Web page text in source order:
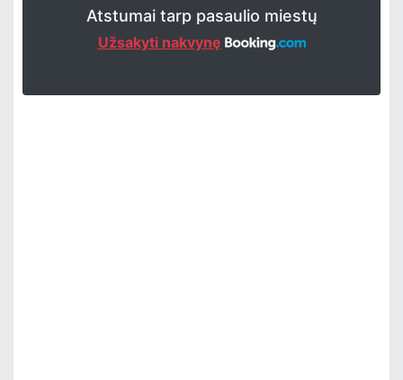
Atstumai tarp pasaulio miestų
Užsakyti nakvynę